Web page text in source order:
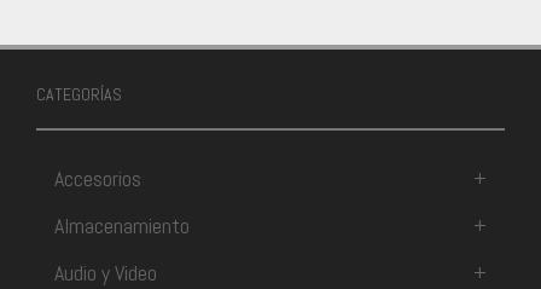
CATEGORÍAS
Accesorios
+
Almacenamiento
+
Audio y Video
+